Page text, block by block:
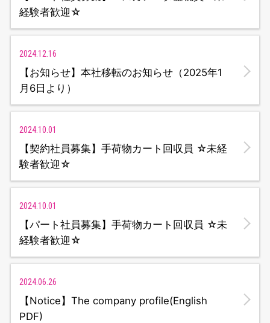
経験者歓迎☆
2024.12.16
【お知らせ】本社移転のお知らせ（2025年1
月6日より）
2024.10.01
【契約社員募集】手荷物カート回収員 ☆未経
験者歓迎☆
2024.10.01
【パート社員募集】手荷物カート回収員 ☆未
経験者歓迎☆
2024.06.26
【Notice】The company profile(English
PDF)